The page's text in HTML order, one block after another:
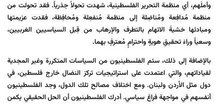
وأملَهم، أي منظمة التحرير الفلسطينية، شهدت تحولاً جذرياً. فقد تحولت من
منظمة مُدافِعة ومُناضِلة إلى منظمة مُنفعِلة ومُحافِظة، فقدت عزيمتها
ومبادئها خشيةَ الاتهام بالتطرف والإرهاب من قِبل السياسيين الغربيين،
وسعياً وراءَ تحقيقِ هويةٍ واحترامٍ مُعترفٍ بهما.
بالإضافة إلى ذلك، سئم الفلسطينيون من السياسات المتكررة وغير المجدية
لقياداتهم، والتي اعتمدت على استراتيجيات تركز النضال خارج فلسطين، في
دول مثل الأردن ولبنان. ومع اختلاف مصالح تلك الدول، وجد الفلسطينيون
أنفسهم في مواجهة فراغ سياسي. أدرك الفلسطينيون أن الحل الحقيقي يكمن